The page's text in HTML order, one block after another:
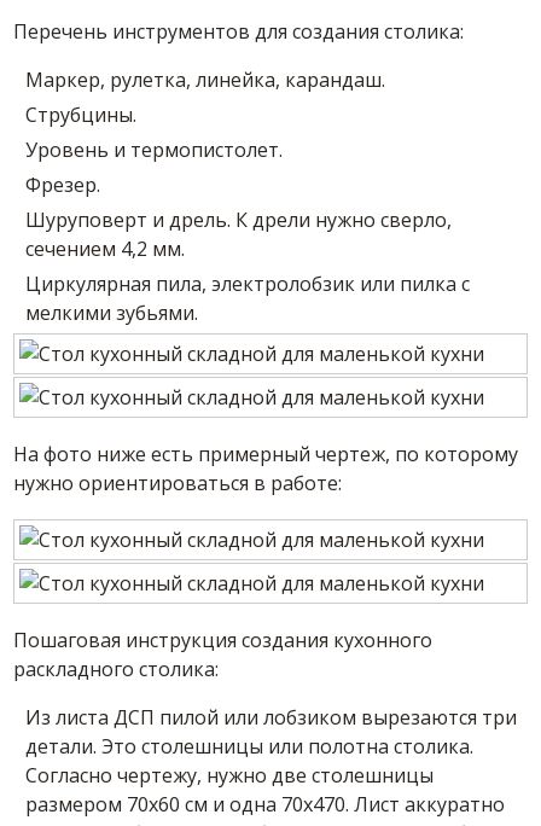
Перечень инструментов для создания столика:
Маркер, рулетка, линейка, карандаш.
Струбцины.
Уровень и термопистолет.
Фрезер.
Шуруповерт и дрель. К дрели нужно сверло,
сечением 4,2 мм.
Циркулярная пила, электролобзик или пилка с
мелкими зубьями.
На фото ниже есть примерный чертеж, по которому
нужно ориентироваться в работе:
Пошаговая инструкция создания кухонного
раскладного столика:
Из листа ДСП пилой или лобзиком вырезаются три
детали. Это столешницы или полотна столика.
Согласно чертежу, нужно две столешницы
размером 70х60 см и одна 70х470. Лист аккуратно